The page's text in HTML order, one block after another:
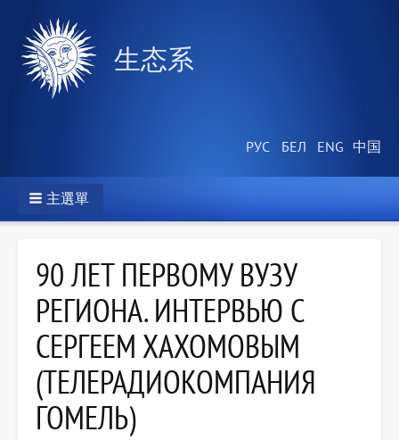
生态系
主選單
90 ЛЕТ ПЕРВОМУ ВУЗУ
РЕГИОНА. ИНТЕРВЬЮ С
СЕРГЕЕМ ХАХОМОВЫМ
(ТЕЛЕРАДИОКОМПАНИЯ
ГОМЕЛЬ)